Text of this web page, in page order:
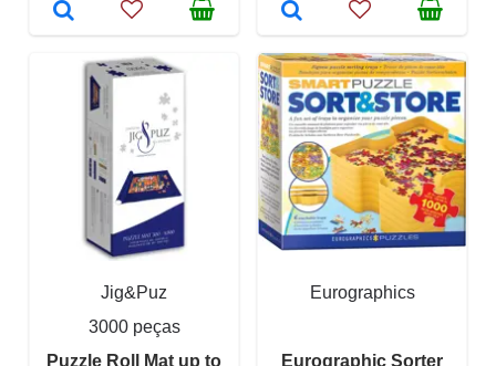
Jig&Puz
3000 peças
Puzzle Roll Mat up to
Eurographics
Eurographic Sorter